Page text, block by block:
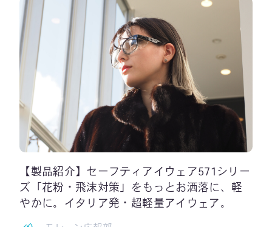
【製品紹介】セーフティアイウェア571シリー
ズ「花粉・飛沫対策」をもっとお洒落に、軽
やかに。イタリア発・超軽量アイウェア。